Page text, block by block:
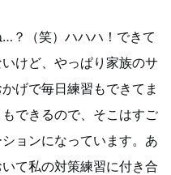
？（笑）ハハハ！できて
けど、やっぱり家族のサ
げで毎日練習もできてま
できるので、そこはすご
ョンになっています。あ
て私の対策練習に付き合